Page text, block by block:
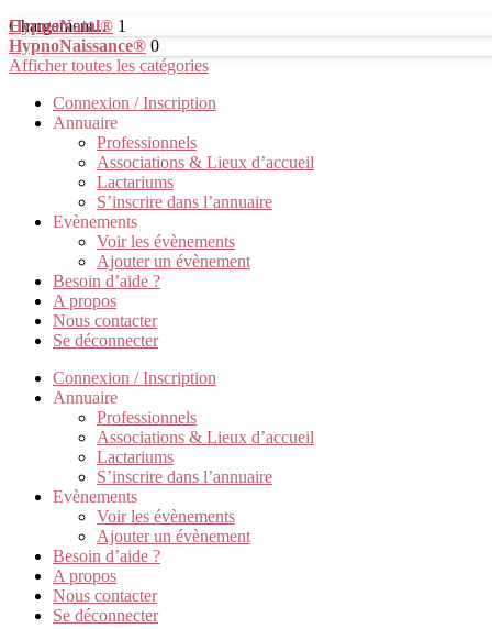
Chargement...
HypnoNatal® 1
HypnoNaissance® 0
Afficher toutes les catégories
Connexion / Inscription
Annuaire
Professionnels
Associations & Lieux d’accueil
Lactariums
S’inscrire dans l’annuaire
Evènements
Voir les évènements
Ajouter un évènement
Besoin d’aide ?
A propos
Nous contacter
Se déconnecter
Connexion / Inscription
Annuaire
Professionnels
Associations & Lieux d’accueil
Lactariums
S’inscrire dans l’annuaire
Evènements
Voir les évènements
Ajouter un évènement
Besoin d’aide ?
A propos
Nous contacter
Se déconnecter